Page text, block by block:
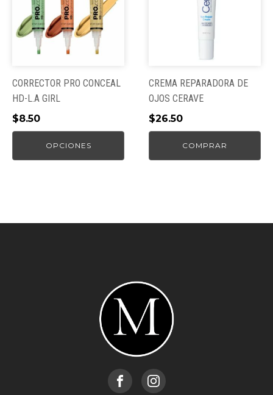
CORRECTOR PRO CONCEAL
HD-L.A GIRL
$8.50
OPCIONES
múltiples
variantes.
Las
opciones
pueden
elegir
en
la
de
CREMA REPARADORA DE
OJOS CERAVE
$26.50
COMPRAR